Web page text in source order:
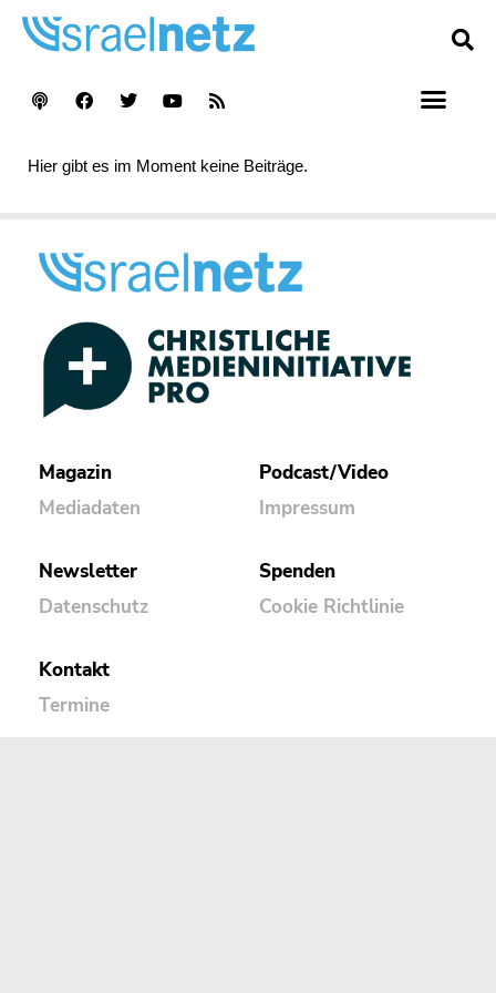
Hier gibt es im Moment keine Beiträge.
Magazin
Mediadaten
Podcast/Video
Impressum
Newsletter
Datenschutz
Spenden
Cookie Richtlinie
Kontakt
Termine